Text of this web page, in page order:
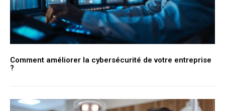
Comment améliorer la cybersécurité de votre entreprise
?